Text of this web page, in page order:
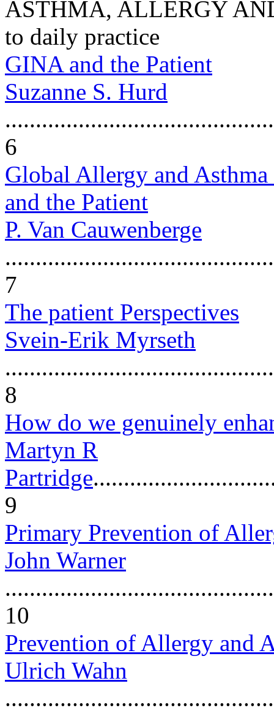
ASTHMA, ALLERGY
to daily practice
GINA and the Patient
Suzanne S. Hurd
6
Global Allergy and
and the Patient
P. Van Cauwenberge
7
The patient Perspectives
Svein-Erik Myrseth
8
How do we genuinely
Martyn R
Partridge
9
Primary Prevention of
John Warner
10
Prevention of Allergy and
Ulrich Wahn